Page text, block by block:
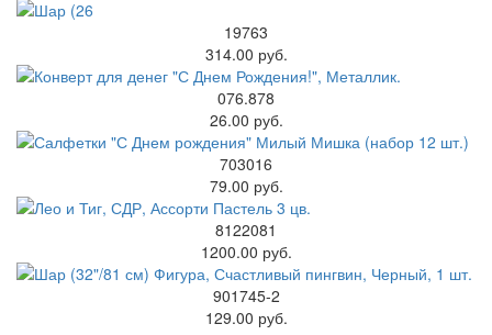
19763
314.00 руб.
076.878
26.00 руб.
703016
79.00 руб.
8122081
1200.00 руб.
901745-2
129.00 руб.